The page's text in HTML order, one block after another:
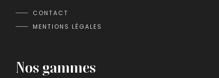
CONTACT
MENTIONS LÉGALES
Nos gammes